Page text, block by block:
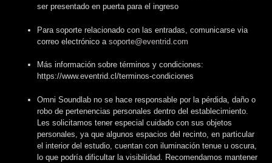
ser presentado en puerta para el ingreso
Para soporte relacionado con las entradas, comunicarse via
correo electrónico asoporte@eventrid.com
Más información sobre términos y condiciones:
https://www.eventrid.cl/terminos-condiciones
Omni Soundlab no se hace responsable por la pérdida, daño o
robo de pertenencias personales dentro del establecimiento.
Les solicitamos tener especial cuidado con sus objetos
personales, ya que algunos espacios del recinto, en particular
el interior del estudio, cuentan con iluminación tenue u oscura,
lo que podría dificultar la visibilidad. Recomendamos mantener